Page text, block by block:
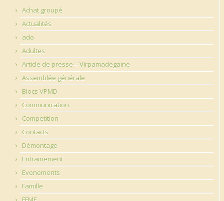
Achat groupé
Actualités
ado
Adultes
Article de presse – Virpamadegaine
Assemblée générale
Blocs VPMD
Communication
Competition
Contacts
Démontage
Entrainement
Evenements
Famille